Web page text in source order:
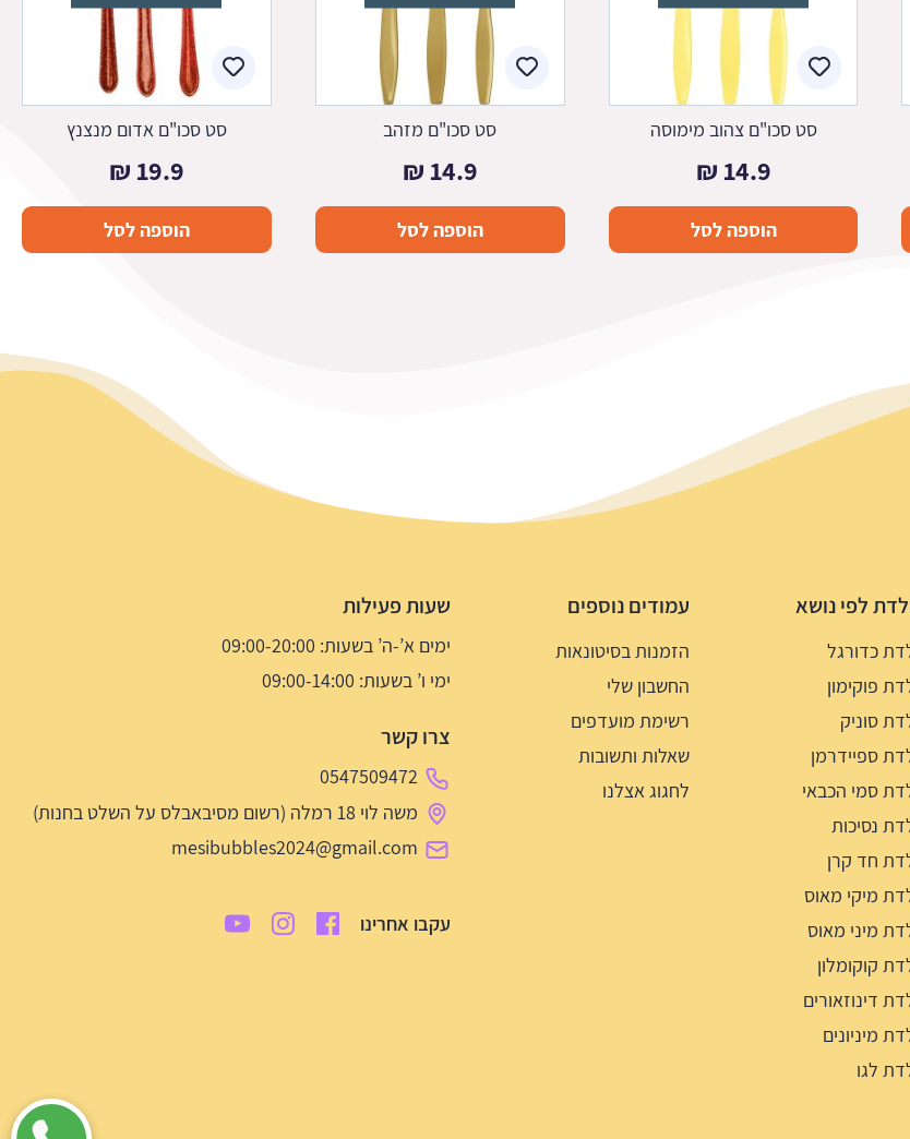
סט סכו"ם צהוב מימוסה
14.9
₪
הוספה לסל
סט סכו"ם מזהב
14.9
₪
הוספה לסל
סט סכו"ם אדום מנצנץ
19.9
₪
הוספה לסל
לפי נושא
כדורגל
פוקימון
סוניק
ספיידרמן
סמי הכבאי
נסיכות
חד קרן
מיקי מאוס
מיני מאוס
קוקומלון
דינוזאורים
מיניונים
לגו
עמודים נוספים
הזמנות בסיטונאות
החשבון שלי
רשימת מועדפים
שאלות ותשובות
לחגוג אצלנו
שעות פעילות
ימים א’-ה’ בשעות: 09:00-20:00
ימי ו’ בשעות: 09:00-14:00
צרו קשר
0547509472
משה לוי 18 רמלה (רשום מסיבאבלס על השלט בחנות)
mesibubbles2024@gmail.com
עקבו אחרינו